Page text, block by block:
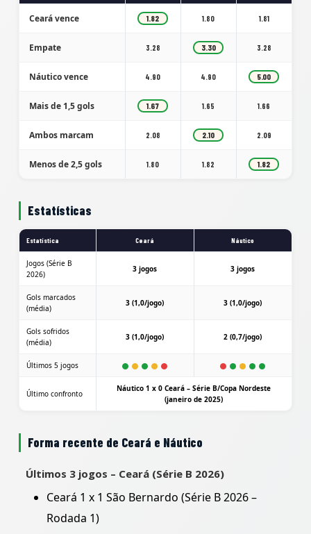
Ceará vence 1.82 1.80 1.81
Empate 3.28 3.30 3.28
Náutico vence 4.90 4.90 5.00
Mais de 1,5 gols 1.67 1.65 1.66
Ambos marcam 2.08 2.10 2.09
Menos de 2,5 gols 1.80 1.82 1.82
Estatísticas
Estatística Ceará Náutico
Jogos (Série B
2026)
3 jogos 3 jogos
Gols marcados
(média)
3 (1,0/jogo) 3 (1,0/jogo)
Gols sofridos
(média)
3 (1,0/jogo) 2 (0,7/jogo)
Últimos 5 jogos
Último confronto
Náutico 1 x 0 Ceará – Série B/Copa Nordeste
(janeiro de 2025)
Forma recente de Ceará e Náutico
Últimos 3 jogos – Ceará (Série B 2026)
Ceará 1 x 1 São Bernardo (Série B 2026 –
Rodada 1)